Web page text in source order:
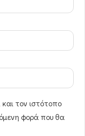
τον ιστότοπο
φορά που θα